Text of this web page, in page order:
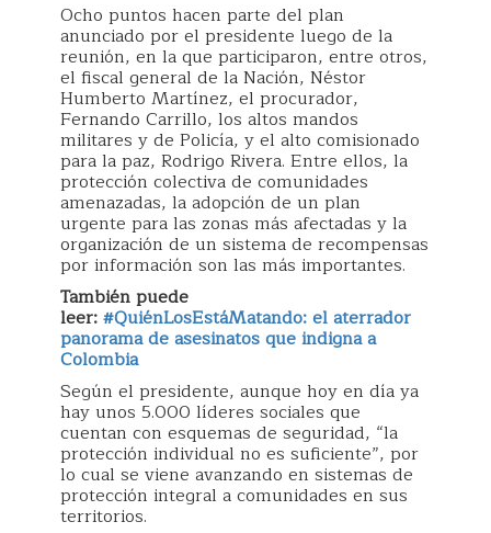
Ocho puntos hacen parte del plan
anunciado por el presidente luego de la
reunión, en la que participaron, entre otros,
el fiscal general de la Nación, Néstor
Humberto Martínez, el procurador,
Fernando Carrillo, los altos mandos
militares y de Policía, y el alto comisionado
para la paz, Rodrigo Rivera. Entre ellos, la
protección colectiva de comunidades
amenazadas, la adopción de un plan
urgente para las zonas más afectadas y la
organización de un sistema de recompensas
por información son las más importantes.
También puede
leer:#QuiénLosEstáMatando: el aterrador
panorama de asesinatos que indigna a
Colombia
Según el presidente, aunque hoy en día ya
hay unos 5.000 líderes sociales que
cuentan con esquemas de seguridad, “la
protección individual no es suficiente”, por
lo cual se viene avanzando en sistemas de
protección integral a comunidades en sus
territorios.